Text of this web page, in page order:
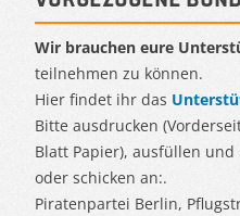
Wir brauchen eure
teilnehmen zu können.
Hier findet ihr das
Bitte ausdrucken
Blatt Papier), ausfüllen
oder schicken an:.
Piratenpartei Berlin,